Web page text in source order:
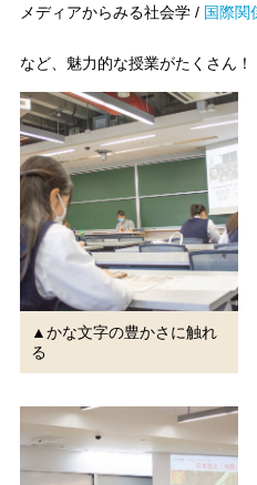
メディアからみる社会学 / 国際関
など、魅力的な授業がたくさん！
▲かな文字の豊かさに触れ
る